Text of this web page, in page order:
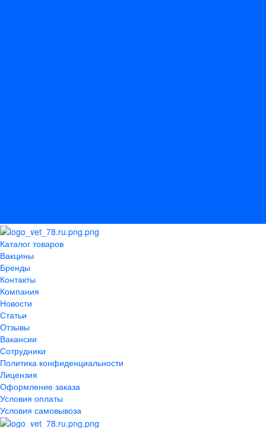
Каталог товаров
Вакцины
Бренды
Контакты
Компания
Новости
Статьи
Отзывы
Вакансии
Сотрудники
Политика конфиденциальности
Лицензия
Оформление заказа
Условия оплаты
Условия самовывоза